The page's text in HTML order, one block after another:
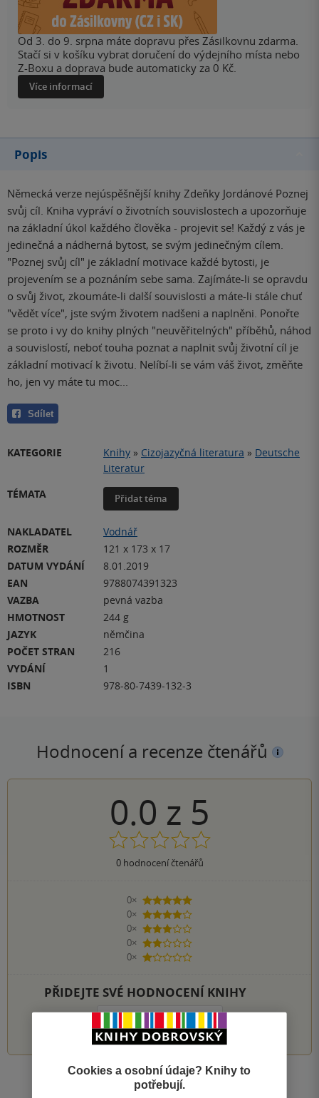
Od 3. do 9. srpna máte dopravu přes Zásilkovnu zdarma.
Stačí si v košíku vybrat doručení do výdejního místa nebo
Z-Boxu a doprava bude automaticky za 0 Kč.
Více informací
Popis
Německá verze nejúspěšnější knihy Zdeňky Jordánové Poznej
svůj cíl. Kniha vypráví o životních souvislostech a upozorňuje
na základní úkol každého člověka - projevit se! Každý z vás je
jedinečná a nádherná bytost, se svým jedinečným cílem.
"Poznej svůj cíl" je základní motivace každé bytosti, je
projevením se a poznáním sebe sama. Zajímáte-li se opravdu
o svůj život, zkoumáte-li další souvislosti a máte-li stále chuť
"vědět více", jste svým životem nadšeni a naplněni. Ponořte
se proto i vy do knihy plných "neuvěřitelných" příběhů, náhod
a souvislostí, neboť touha poznat a naplnit svůj životní cíl je
základní motivací k životu. Nelíbí-li se vám váš život, změňte
ho, jen vy máte tu moc...
Sdílet
KATEGORIE Knihy » Cizojazyčná literatura » Deutsche
Literatur
TÉMATA
Přidat téma
NAKLADATEL
Vodnář
ROZMĚR
121 x 173 x 17
DATUM VYDÁNÍ
8.01.2019
EAN
9788074391323
VAZBA
pevná vazba
HMOTNOST
244 g
JAZYK
němčina
POČET STRAN
216
VYDÁNÍ
1
ISBN
978-80-7439-132-3
Hodnocení a recenze čtenářů
0.0 z 5
0hodnocení čtenářů
0×
5 hvězdiček
0×
4 hvězdičky
0×
3 hvězdičky
0×
2 hvězdičky
0×
1 hvezdička
PŘIDEJTE SVÉ HODNOCENÍ KNIHY
Zobrazit všechna hodnocení
Cookies a osobní údaje? Knihy to
potřebují.